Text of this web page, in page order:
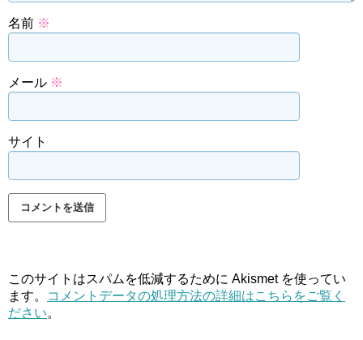
名前 ※
メール ※
サイト
このサイトはスパムを低減するために Akismet を使ってい
ます。
コメントデータの処理方法の詳細はこちらをご覧く
ださい。